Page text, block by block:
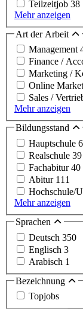
Teilzeitjob 38
Mehr anzeigen
Art der Arbeit
Management
Finance /
Marketing /
Online
Sales /
Mehr anzeigen
Bildungsstand
Hauptschule
Realschule 39
Fachabitur40
Abitur 111
Hochschule/
Mehr anzeigen
Sprachen
Deutsch 350
Englisch 3
Arabisch 1
Bezeichnung
Topjobs